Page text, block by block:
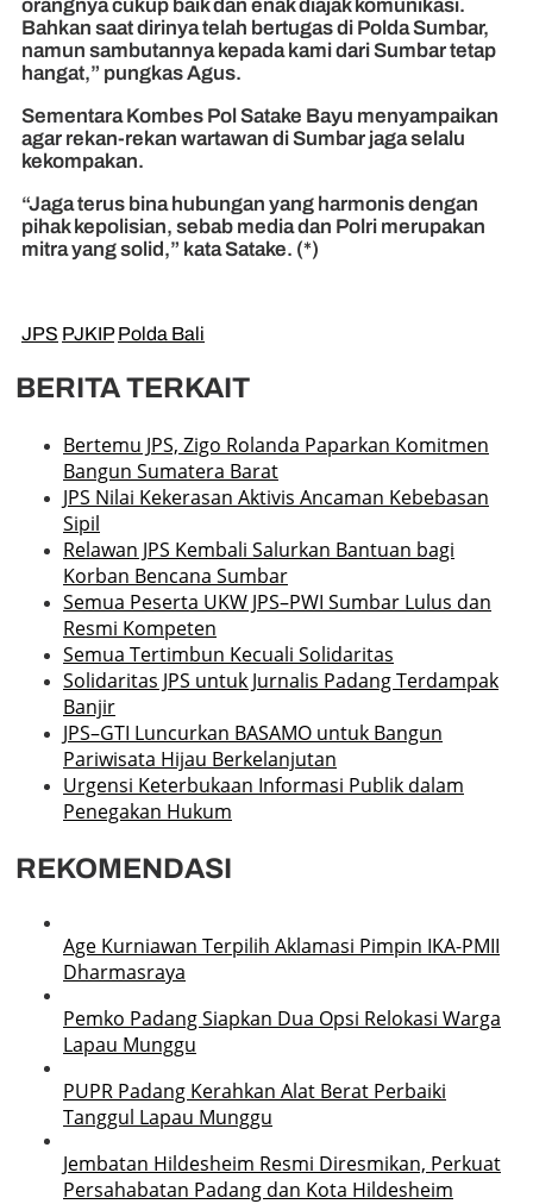
orangnya cukup baik dan enak diajak komunikasi.
Bahkan saat dirinya telah bertugas di Polda Sumbar,
namun sambutannya kepada kami dari Sumbar tetap
hangat,” pungkas Agus.
Sementara Kombes Pol Satake Bayu menyampaikan
agar rekan-rekan wartawan di Sumbar jaga selalu
kekompakan.
“Jaga terus bina hubungan yang harmonis dengan
pihak kepolisian, sebab media dan Polri merupakan
mitra yang solid,” kata Satake. (*)
JPS PJKIP Polda Bali
BERITA TERKAIT
Bertemu JPS, Zigo Rolanda Paparkan Komitmen
Bangun Sumatera Barat
JPS Nilai Kekerasan Aktivis Ancaman Kebebasan
Sipil
Relawan JPS Kembali Salurkan Bantuan bagi
Korban Bencana Sumbar
Semua Peserta UKW JPS–PWI Sumbar Lulus dan
Resmi Kompeten
Semua Tertimbun Kecuali Solidaritas
Solidaritas JPS untuk Jurnalis Padang Terdampak
Banjir
JPS–GTI Luncurkan BASAMO untuk Bangun
Pariwisata Hijau Berkelanjutan
Urgensi Keterbukaan Informasi Publik dalam
Penegakan Hukum
REKOMENDASI
Age Kurniawan Terpilih Aklamasi Pimpin IKA-PMII
Dharmasraya
Pemko Padang Siapkan Dua Opsi Relokasi Warga
Lapau Munggu
PUPR Padang Kerahkan Alat Berat Perbaiki
Tanggul Lapau Munggu
Jembatan Hildesheim Resmi Diresmikan, Perkuat
Persahabatan Padang dan Kota Hildesheim